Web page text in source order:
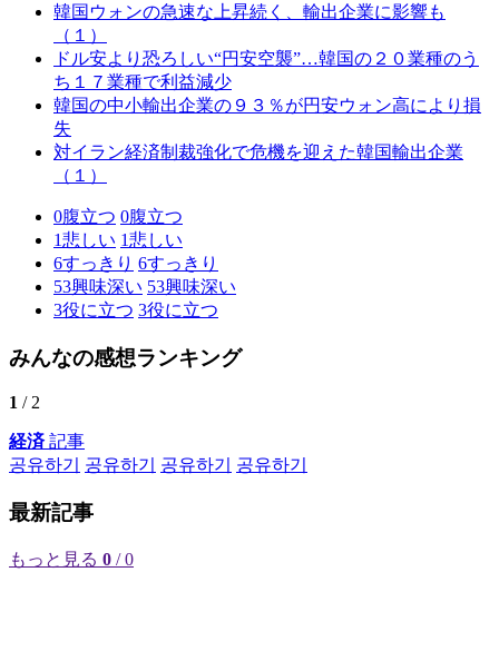
韓国ウォンの急速な上昇続く、輸出企業に影響も
（１）
ドル安より恐ろしい“円安空襲”…韓国の２０業種のう
ち１７業種で利益減少
韓国の中小輸出企業の９３％が円安ウォン高により損
失
対イラン経済制裁強化で危機を迎えた韓国輸出企業
（１）
0腹立つ 0腹立つ
1悲しい 1悲しい
6すっきり 6すっきり
53興味深い 53興味深い
3役に立つ 3役に立つ
みんなの感想ランキング
1 / 2
経済記事
공유하기
공유하기 공유하기 공유하기
最新記事
もっと見る 0 / 0